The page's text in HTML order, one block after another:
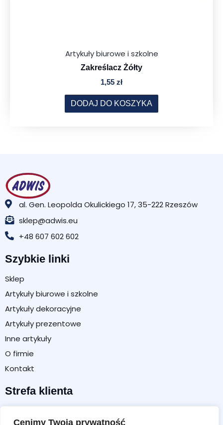
Cenimy Twoją prywatność
Artykuły biurowe i szkolne
Zakreślacz Żółty
1,55 zł
DODAJ DO KOSZYKA
al. Gen. Leopolda Okulickiego 17, 35-222 Rzeszów
sklep@adwis.eu
+48 607 602 602
Szybkie linki
Sklep
Artykuły biurowe i szkolne
Artykuły dekoracyjne
Artykuły prezentowe
Inne artykuły
O firmie
Kontakt
Strefa klienta